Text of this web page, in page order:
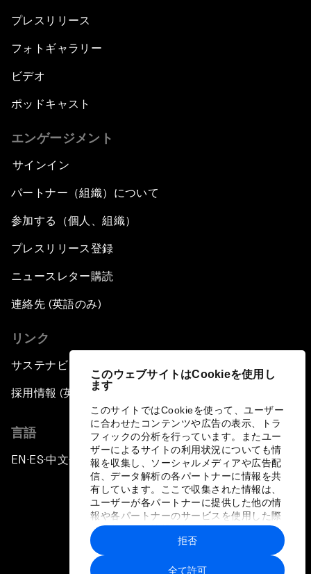
このウェブサイトはCookieを使用し
ます
このサイトではCookieを使って、ユーザー
に合わせたコンテンツや広告の表示、トラ
フィックの分析を行っています。またユー
ザーによるサイトの利用状況についても情
報を収集し、ソーシャルメディアや広告配
信、データ解析の各パートナーに情報を共
有しています。ここで収集された情報は、
ユーザーが各パートナーに提供した他の情
報や各パートナーのサービスを使用した際
に収集された情報と組み合わされ、各パー
トナーによって使用されることがありま
す。
全て許可
拒否
プレスリリース
フォトギャラリー
ビデオ
ポッドキャスト
エンゲージメント
サインイン
パートナー（組織）について
参加する（個人、組織）
プレスリリース登録
ニュースレター購読
連絡先 (英語のみ)
リンク
サステナビリティへの取り組み
採用情報 (英語のみ)
言語
EN ▪ES▪中文▪ 日本語
プライバシーポリシーと利用規約